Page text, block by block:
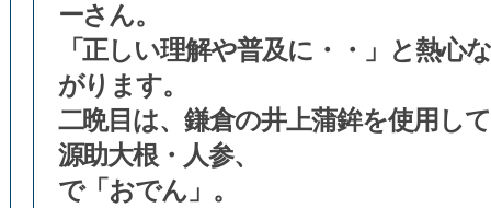
ーさん。
「正しい理解や普及に・・」と熱心
がります。
二晩目は、鎌倉の井上蒲鉾を使用し
源助大根・人参、
で「おでん」。